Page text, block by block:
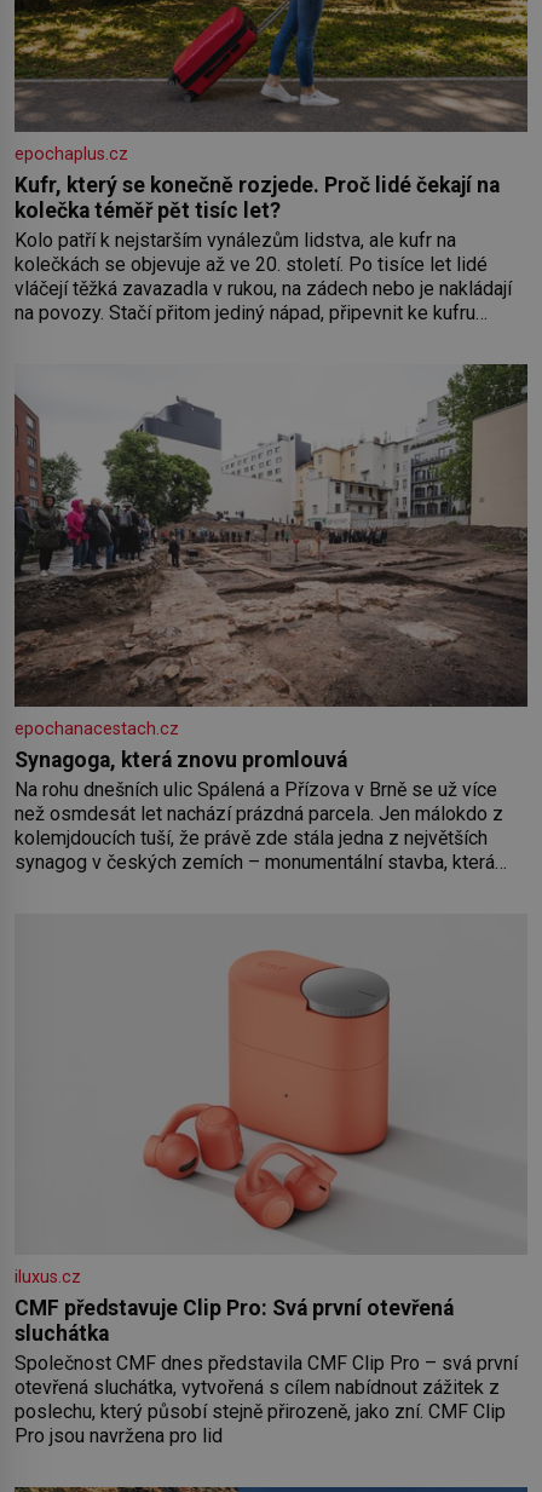
epochaplus.cz
Kufr, který se konečně rozjede. Proč lidé čekají na
kolečka téměř pět tisíc let?
Kolo patří k nejstarším vynálezům lidstva, ale kufr na
kolečkách se objevuje až ve 20. století. Po tisíce let lidé
vláčejí těžká zavazadla v rukou, na zádech nebo je nakládají
na povozy. Stačí přitom jediný nápad, připevnit ke kufru
epochanacestach.cz
Synagoga, která znovu promlouvá
Na rohu dnešních ulic Spálená a Přízova v Brně se už více
než osmdesát let nachází prázdná parcela. Jen málokdo z
kolemjdoucích tuší, že právě zde stála jedna z největších
synagog v českých zemích – monumentální stavba, která
iluxus.cz
CMF představuje Clip Pro: Svá první otevřená
sluchátka
Společnost CMF dnes představila CMF Clip Pro – svá první
otevřená sluchátka, vytvořená s cílem nabídnout zážitek z
poslechu, který působí stejně přirozeně, jako zní. CMF Clip
Pro jsou navržena pro lid